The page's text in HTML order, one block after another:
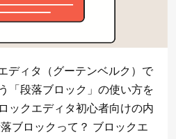
ディタ（グーテンベルク）で
「段落ブロック」の使い方を
ックエディタ初心者向けの内
ブロックって？ ブロックエ